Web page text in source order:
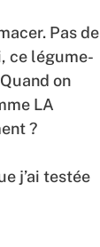
Pas de
ce légume-
on
LA
?
j’ai testée